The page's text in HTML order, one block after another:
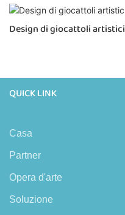
Design di giocattoli artistici
QUICK LINK
Casa
Partner
Opera d'arte
Soluzione